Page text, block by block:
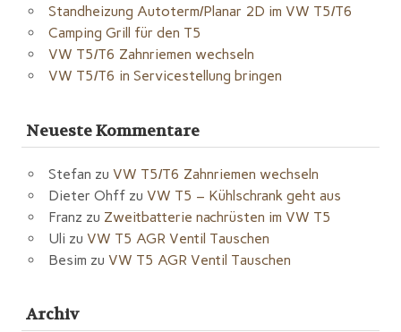
Standheizung Autoterm/Planar 2D im VW T5/T6
Camping Grill für den T5
VW T5/T6 Zahnriemen wechseln
VW T5/T6 in Servicestellung bringen
Neueste Kommentare
Stefan zu VW T5/T6 Zahnriemen wechseln
Dieter Ohff zu VW T5 – Kühlschrank geht aus
Franz zu Zweitbatterie nachrüsten im VW T5
Uli zu VW T5 AGR Ventil Tauschen
Besim zu VW T5 AGR Ventil Tauschen
Archiv